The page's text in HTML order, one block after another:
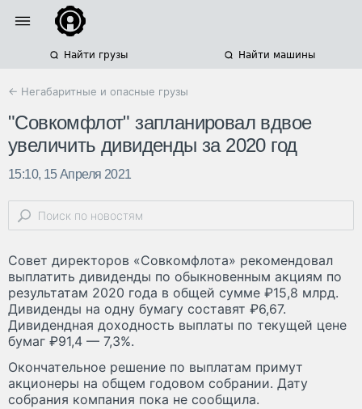
Найти грузы Найти машины
← Негабаритные и опасные грузы
"Совкомфлот" запланировал вдвое
увеличить дивиденды за 2020 год
15:10, 15 Апреля 2021
Совет директоров «Совкомфлота» рекомендовал
выплатить дивиденды по обыкновенным акциям по
результатам 2020 года в общей сумме ₽15,8 млрд.
Дивиденды на одну бумагу составят ₽6,67.
Дивидендная доходность выплаты по текущей цене
бумаг ₽91,4 — 7,3%.
Окончательное решение по выплатам примут
акционеры на общем годовом собрании. Дату
собрания компания пока не сообщила.